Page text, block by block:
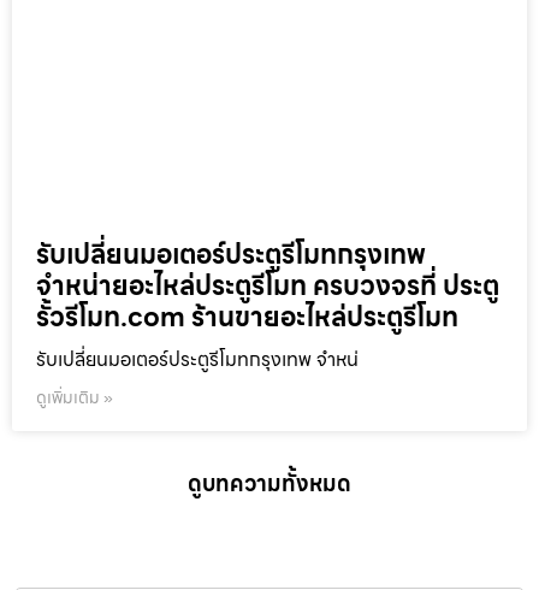
รับเปลี่ยนมอเตอร์ประตูรีโมทกรุงเทพ
จำหน่ายอะไหล่ประตูรีโมท ครบวงจรที่ ประตู
รั้วรีโมท.com ร้านขายอะไหล่ประตูรีโมท
รับเปลี่ยนมอเตอร์ประตูรีโมทกรุงเทพ จำหน่
ดูเพิ่มเติม »
ดูบทความทั้งหมด